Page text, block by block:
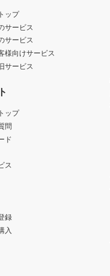
ップ
サービス
サービス
様向けサービス
サービス
ップ
問
ド
ス
録
入